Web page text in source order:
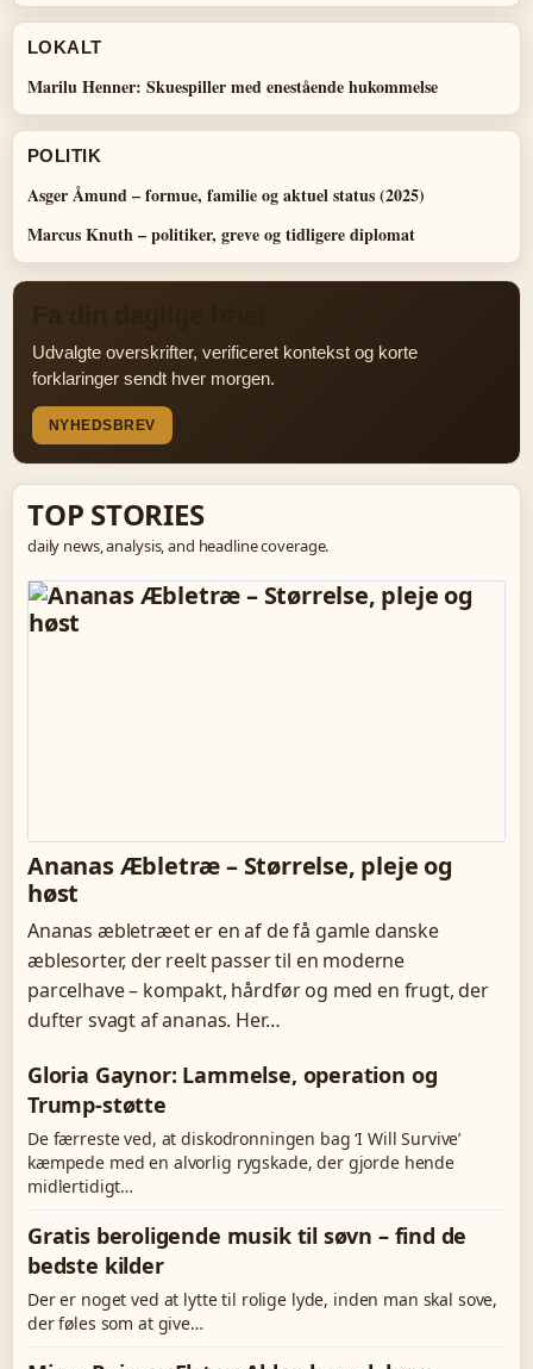
LOKALT
Marilu Henner: Skuespiller med enestående hukommelse
POLITIK
Asger Åmund – formue, familie og aktuel status (2025)
Marcus Knuth – politiker, greve og tidligere diplomat
Udvalgte overskrifter, verificeret kontekst og korte
forklaringer sendt hver morgen.
NYHEDSBREV
TOP STORIES
daily news, analysis, and headline coverage.
Ananas Æbletræ – Størrelse, pleje og
høst
Ananas æbletræet er en af de få gamle danske
æblesorter, der reelt passer til en moderne
parcelhave – kompakt, hårdfør og med en frugt, der
dufter svagt af ananas. Her…
Gloria Gaynor: Lammelse, operation og
Trump-støtte
De færreste ved, at diskodronningen bag ‘I Will Survive’
kæmpede med en alvorlig rygskade, der gjorde hende
midlertidigt…
Gratis beroligende musik til søvn – find de
bedste kilder
Der er noget ved at lytte til rolige lyde, inden man skal sove,
der føles som at give…